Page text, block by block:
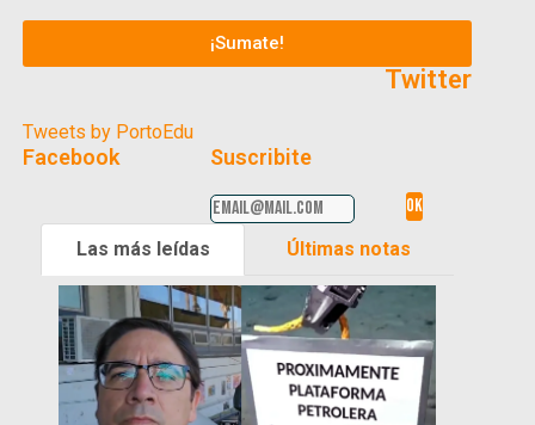
¡Sumate!
Twitter
Tweets by PortoEdu
Facebook Suscribite
Las más leídas Últimas notas